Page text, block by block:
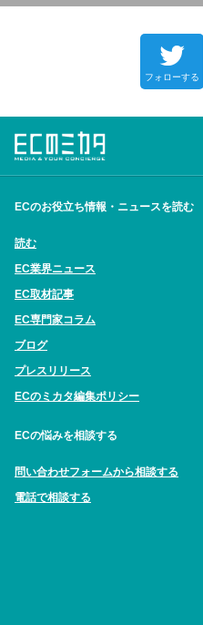
フォローする
ECのお役立ち情報・ニュースを読む
読む
EC業界ニュース
EC取材記事
EC専門家コラム
ブログ
プレスリリース
ECのミカタ編集ポリシー
ECの悩みを相談する
問い合わせフォームから相談する
電話で相談する